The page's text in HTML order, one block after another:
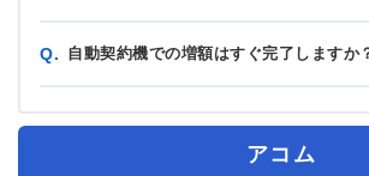
Q. 自動契約機での増額はすぐ完了しますか
アコム